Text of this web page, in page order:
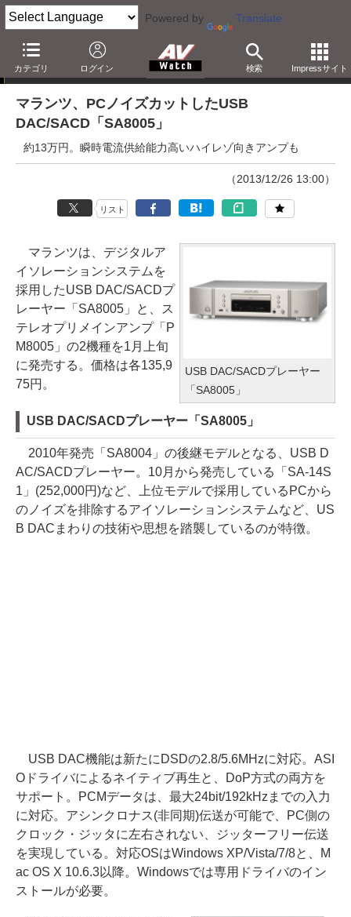
Powered by Translate
カテゴリ ログイン 検索 Impressサイト
ニュース
マランツ、PCノイズカットしたUSB
DAC/SACD「SA8005」
約13万円。瞬時電流供給能力高いハイレゾ向きアンプも
（2013/12/26 13:00）
リスト
USB DAC/SACDプレーヤー
「SA8005」
マランツは、デジタルア
イソレーションシステムを
採用したUSB DAC/SACDプ
レーヤー「SA8005」と、ス
テレオプリメインアンプ「P
M8005」の2機種を1月上旬
に発売する。価格は各135,9
75円。
USB DAC/SACDプレーヤー「SA8005」
2010年発売「SA8004」の後継モデルとなる、USB D
AC/SACDプレーヤー。10月から発売している「SA-14S
1」(252,000円)など、上位モデルで採用しているPCから
のノイズを排除するアイソレーションシステムなど、US
B DACまわりの技術や思想を踏襲しているのが特徴。
USB DAC機能は新たにDSDの2.8/5.6MHzに対応。ASI
Oドライバによるネイティブ再生と、DoP方式の両方を
サポート。PCMデータは、最大24bit/192kHzまでの入力
に対応。アシンクロナス(非同期)伝送が可能で、PC側の
クロック・ジッタに左右されない、ジッターフリー伝送
を実現している。対応OSはWindows XP/Vista/7/8と、M
ac OS X 10.6.3以降。Windowsでは専用ドライバのイン
ストールが必要。